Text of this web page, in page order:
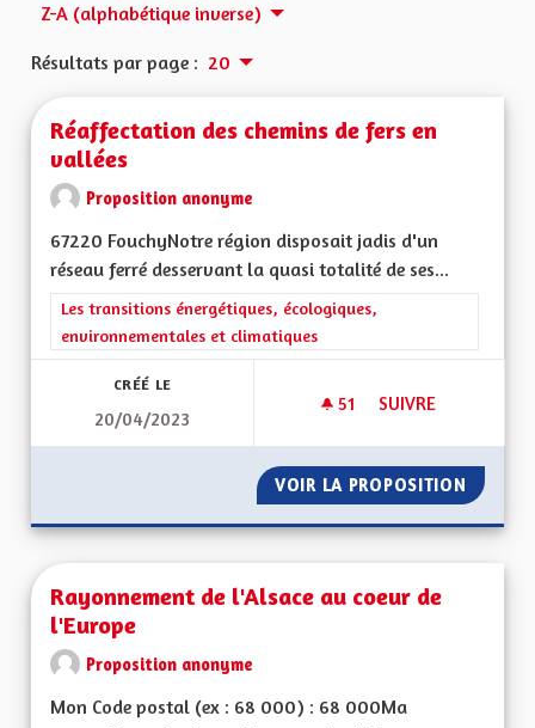
Z-A (alphabétique inverse)
Résultats par page : 20
Réaffectation des chemins de fers en
vallées
Proposition anonyme
67220 FouchyNotre région disposait jadis d'un
réseau ferré desservant la quasi totalité de ses...
Filtrer les résultats de la catégorie : Les transitions
Les transitions énergétiques, écologiques,
environnementales et climatiques
CRÉÉ LE
20/04/2023
51 51 ABONNÉS
SUIVRE
VOIR LA PROPOSITION
Rayonnement de l'Alsace au coeur de
l'Europe
Proposition anonyme
Mon Code postal (ex : 68 000) : 68 000Ma